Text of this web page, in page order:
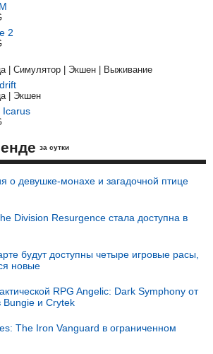
2
| Симулятор | Экшен | Выживание
| Экшен
Icarus
за сутки
о девушке-монахе и загадочной птице
Division Resurgence стала доступна в
будут доступны четыре игровые расы,
новые
RPG Angelic: Dark Symphony от
Bungie и Crytek
The Iron Vanguard в ограниченном